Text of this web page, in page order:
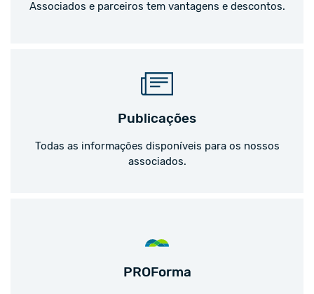
Associados e parceiros tem vantagens e descontos.
Publicações
Todas as informações disponíveis para os nossos
associados.
PROForma